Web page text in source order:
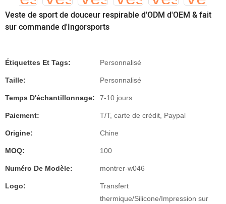
Veste de sport de douceur respirable d'ODM d'OEM & fait
sur commande d'Ingorsports
Étiquettes Et Tags: Personnalisé
Taille: Personnalisé
Temps D'échantillonnage: 7-10 jours
Paiement: T/T, carte de crédit, Paypal
Origine: Chine
MOQ: 100
Numéro De Modèle: montrer-w046
Logo:
Transfert
thermique/Silicone/Impression sur